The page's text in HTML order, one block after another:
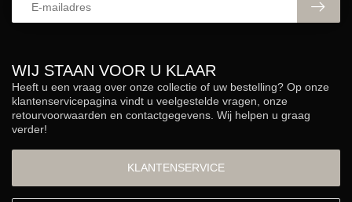
WIJ STAAN VOOR U KLAAR
Heeft u een vraag over onze collectie of uw bestelling? Op onze
klantenservicepagina vindt u veelgestelde vragen, onze
retourvoorwaarden en contactgegevens. Wij helpen u graag
verder!
KLANTENSERVICE